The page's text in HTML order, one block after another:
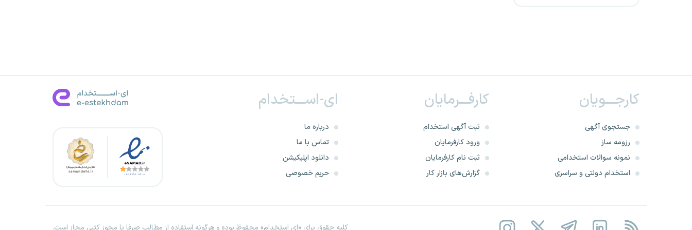
قوه قضاییه
بانک ملت
وزارت بهداشت
کارجـــویان
جستجوی آگهی
رزومه ساز
نمونه سوالات استخدامی
استخدام دولتی و سراسری
کارفـــرمایان
ثبت آگهی استخدام
ورود کارفرمایان
ثبت نام کارفرمایان
گزارش‌های بازار کار
ای-اســـتخدام
درباره ما
تماس با ما
دانلود اپلیکیشن
حریم خصوصی
کلیه حقوق برای «ای استخدام» محفوظ بوده و هرگونه استفاده از مطالب صرفا با مجوز کتبی مجاز است.